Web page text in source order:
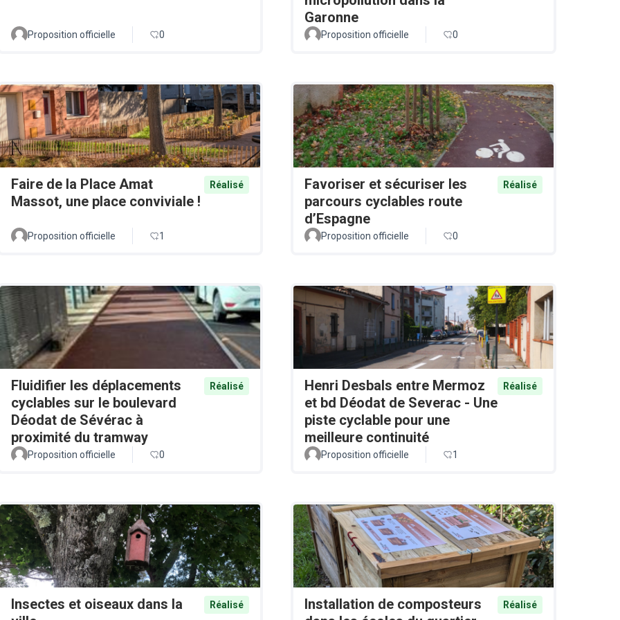
Proposition officielle 0
Garonne
Proposition officielle 0
Faire de la Place Amat
Massot, une place conviviale !
Réalisé
Proposition officielle 1
Favoriser et sécuriser les
parcours cyclables route
d’Espagne
Réalisé
Proposition officielle 0
Fluidifier les déplacements
cyclables sur le boulevard
Déodat de Sévérac à
proximité du tramway
Réalisé
Proposition officielle 0
Henri Desbals entre Mermoz
et bd Déodat de Severac - Une
piste cyclable pour une
meilleure continuité
Réalisé
Proposition officielle 1
Insectes et oiseaux dans la
Réalisé
Installation de composteurs
Réalisé